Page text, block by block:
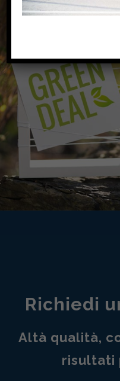
Richiedi
Altà qualità,
risultati